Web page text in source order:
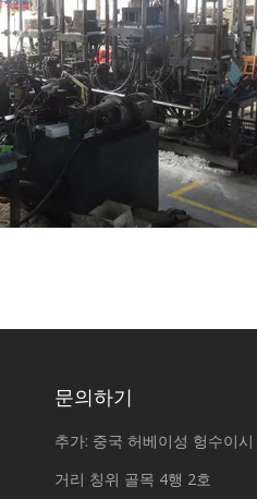
문의하기
추가: 중국 허베이성 헝수이
거리 칭위 골목 4행 2호